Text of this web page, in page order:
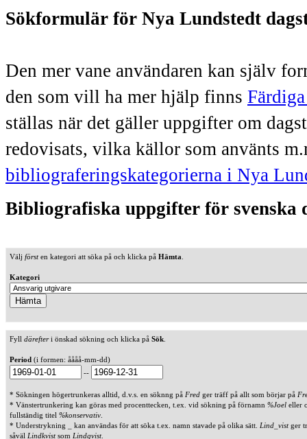
Sökformulär för Nya Lundstedt
Den mer vane användaren kan själv
den som vill ha mer hjälp finns
ställas när det gäller uppgifter om
redovisats, vilka källor som använts
bibliograferingskategorierna i Nya
Bibliografiska uppgifter för svenska
Välj försten kategori att söka på och klicka på Hämta
Kategori
Fyll därefteri önskad sökning och klicka på Sök
Period (i formen: åååå-mm-dd)
--
* Sökningen högertrunkeras alltid, d.v.s. en söknng på Fred ger träff på allt som börjar på
* Vänstertrunkering kan göras med procenttecken, t.ex. vid sökning på förnamn %Joel eller
fullständig titel %konservativ
* Understrykning _ kan användas för att söka t.ex. namn stavade på olika sätt. Lind_vistger
såväl Lindkvistsom Lindqvist.